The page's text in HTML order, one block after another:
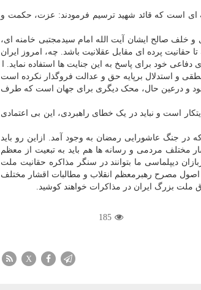
ای است که قائد شهید ترسیم فرمودند: عزت، حکمت و
خلف صالح ایشان آیت الله امام سیدمجتبی خامنه ای،
پرده ای مقابل عقلانیت باشد. چه، امروز ایران
خود برای پاسخ به این جنایت ها استفاده نماید. ا
منطقی و استدلال برپایه حق و عدالت فروگذار نکرده است
خود و درعین حال، محک دیگری برای جهان است که طرف
است و نباید در یک خطای راهبردی، این بی اعتمادی
جنگ عاشورایی رمضان به وجود آمد. ازاین رو باید
مختلف مردمی و رسانه ها هم باید به تبعیت از معظم
دیپلماسی ما بتوانند در سنگر مذاکره حقانیت ملت
اصول مصرح رهبرمعظم انقلاب و مطالبات اقشار مختلف
ملت بزرگ ایران در مذاکرات خواهند کوشید.
185
X